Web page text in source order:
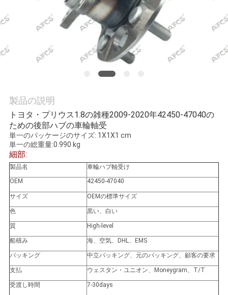
質
管
理
問
い
合
わ
せ
ニ
ュ
ー
ス
製品の説明
トヨタ・プリウス1.8の雑種2009-2020年42450-47040の
ための後部ハブの車輪軸受
単一のパッケージのサイズ: 1X1X1 cm
単一の総重量:0.990 kg
細部:
製品名
車輪ハブ軸受け
OEM
42450-47040
サイズ OEMの標準サイズ
色 黒い、白い
質 High-level
船積み 海、空気、DHL、EMS
パッキング 中立パッキング、元のパッキング、顧客の要求
支払 ウェスタン・ユニオン、Moneygram、T/T
受渡し時間
7-30days